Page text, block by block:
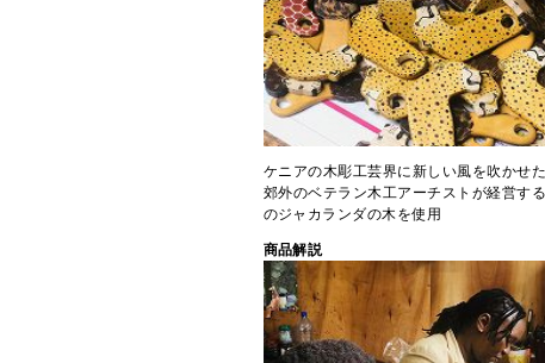
ケニアの木彫工芸界に新しい風を吹かせ
郊外のベテラン木工アーチストが経営す
のジャカランダの木を使用
商品解説